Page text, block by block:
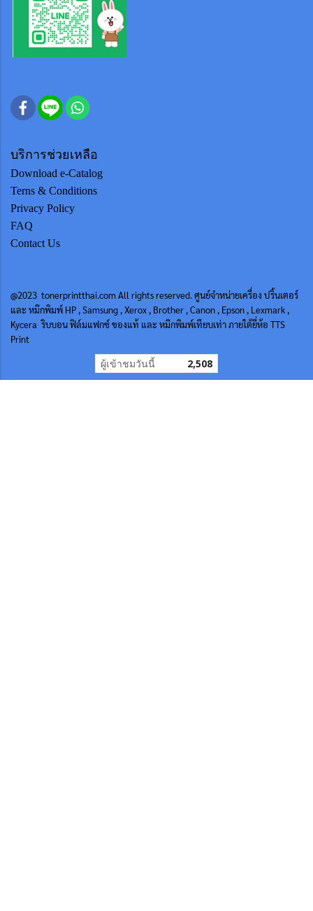
บริการช่วยเหลือ
Download e-Catalog
Terns & Conditions
Privacy Policy
FAQ
Contact Us
@2023 tonerprintthai.com All rights reserved. ศูนย์จำหน่ายเครื่อง ปริ้นเตอร์
และ หมึกพิมพ์ HP , Samsung , Xerox , Brother , Canon , Epson , Lexmark ,
Kycera ริบบอน ฟิล์มแฟกซ์ ของแท้ และ หมึกพิมพ์เทียบเท่า ภายใต้ยี่ห้อ TTS
Print
ผู้เข้าชมวันนี้ 2,508